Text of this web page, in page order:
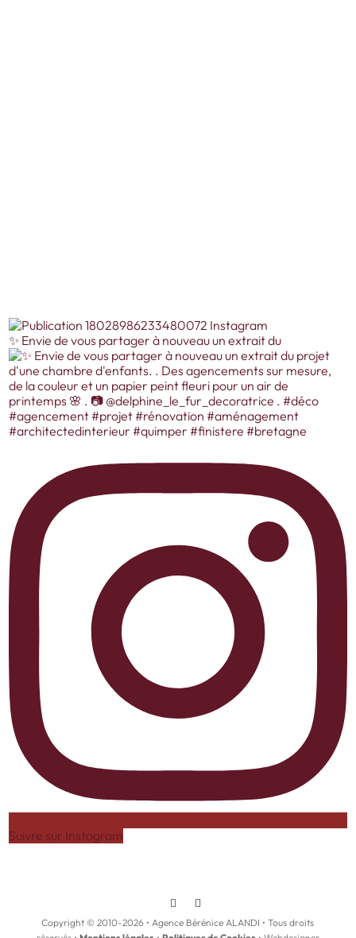
✨️ Envie de vous partager à nouveau un extrait du
Suivre sur Instagram
Copyright © 2010-2026 • Agence Bérénice ALANDI • Tous droits